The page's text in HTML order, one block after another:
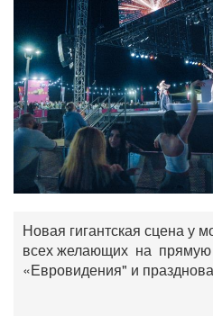
Новая гигантская сцена у
всех желающих на
«Евровидения" и